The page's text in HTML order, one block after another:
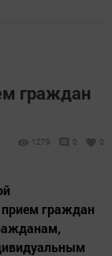
граждан
1279 0 0
граждан